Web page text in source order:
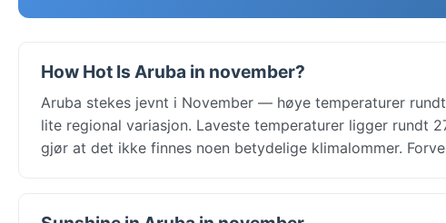
How Hot Is Aruba in november?
Aruba stekes jevnt i November — høye temperaturer
lite regional variasjon. Laveste temperaturer ligger rundt
gjør at det ikke finnes noen betydelige klimalommer.